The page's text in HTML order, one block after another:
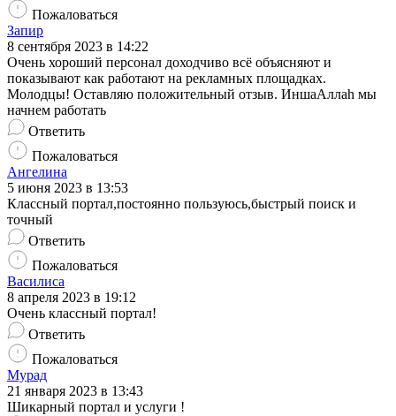
Пожаловаться
Запир
8 сентября 2023 в 14:22
Очень хороший персонал доходчиво всё объясняют и
показывают как работают на рекламных площадках.
Молодцы! Оставляю положительный отзыв. ИншаАллаh мы
начнем работать
Ответить
Пожаловаться
Ангелина
5 июня 2023 в 13:53
Классный портал,постоянно пользуюсь,быстрый поиск и
точный
Ответить
Пожаловаться
Василиса
8 апреля 2023 в 19:12
Очень классный портал!
Ответить
Пожаловаться
Мурад
21 января 2023 в 13:43
Шикарный портал и услуги !